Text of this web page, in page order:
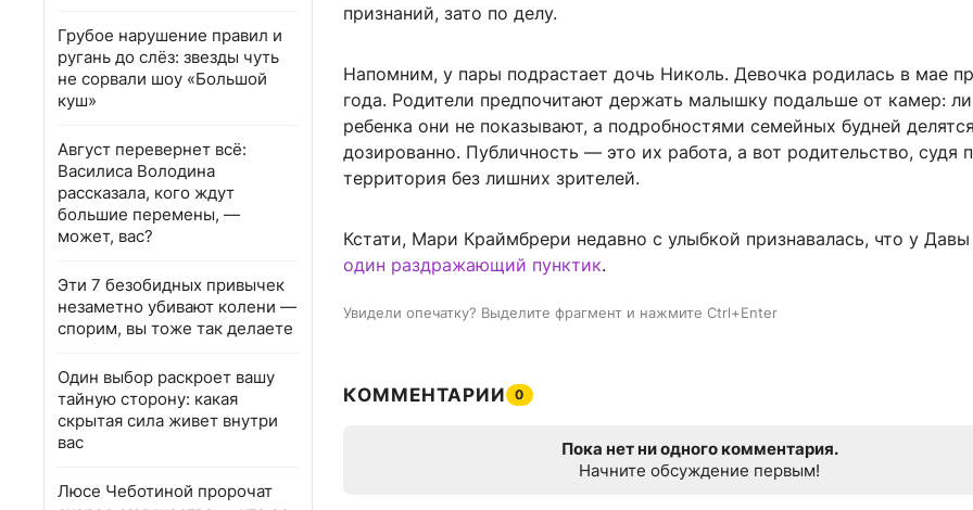
Грубое нарушение правил и
ругань до слёз: звезды чуть
не сорвали шоу «Большой
куш»
Август перевернет всё:
Василиса Володина
рассказала, кого ждут
большие перемены, —
может, вас?
Эти 7 безобидных привычек
незаметно убивают колени —
спорим, вы тоже так делаете
Один выбор раскроет вашу
тайную сторону: какая
скрытая сила живет внутри
вас
Люсе Чеботиной пророчат
признаний, зато по делу.
Напомним, у пары подрастает дочь Николь. Девочка родилась в мае
года. Родители предпочитают держать малышку подальше от камер:
ребенка они не показывают, а подробностями семейных будней
дозированно. Публичность — это их работа, а вот родительство, судя
территория без лишних зрителей.
Кстати, Мари Краймбрери недавно с улыбкой признавалась, что у Давы
один раздражающий пунктик.
Увидели опечатку? Выделите фрагмент и нажмите Ctrl+Enter
КОММЕНТАРИИ 0
Пока нет ни одного комментария.
Начните обсуждение первым!